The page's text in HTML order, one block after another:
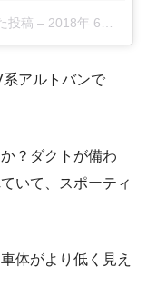
投稿 – 2018年 6月月3日午前7時22分PDT
アルトバンで
？ダクトが備わ
いて、スポーティ
体がより低く見え